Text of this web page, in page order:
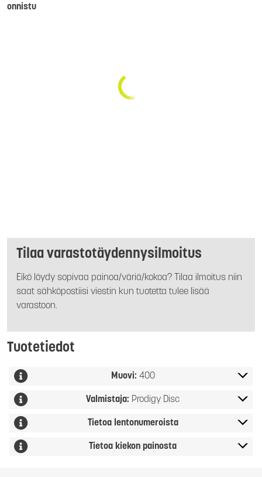
onnistu
Tilaa varastotäydennysilmoitus
Eikö löydy sopivaa painoa/väriä/kokoa? Tilaa ilmoitus niin
saat sähköpostiisi viestin kun tuotetta tulee lisää
varastoon.
Tuotetiedot
Muovi: 400
Valmistaja: Prodigy Disc
Tietoa lentonumeroista
Tietoa kiekon painosta